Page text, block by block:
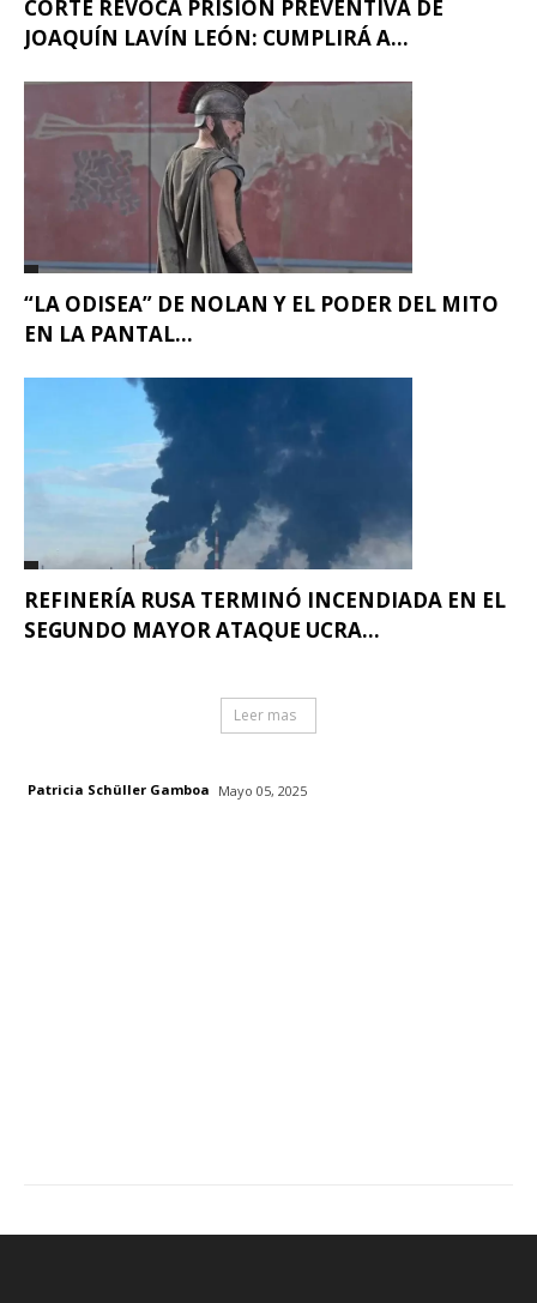
CORTE REVOCA PRISIÓN PREVENTIVA DE
JOAQUÍN LAVÍN LEÓN: CUMPLIRÁ A...
“LA ODISEA” DE NOLAN Y EL PODER DEL MITO
EN LA PANTAL...
REFINERÍA RUSA TERMINÓ INCENDIADA EN EL
SEGUNDO MAYOR ATAQUE UCRA...
Leer mas
Patricia Schüller Gamboa Mayo 05, 2025